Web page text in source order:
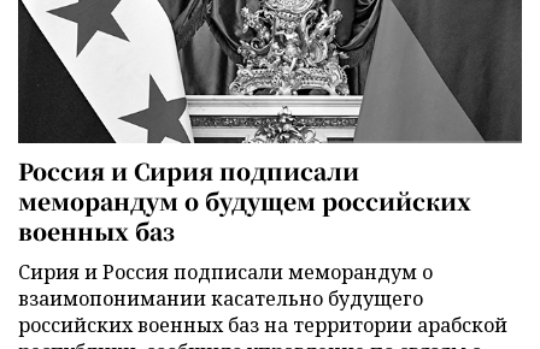
Россия и Сирия подписали
меморандум о будущем российских
военных баз
Сирия и Россия подписали меморандум о
взаимопонимании касательно будущего
российских военных баз на территории арабской